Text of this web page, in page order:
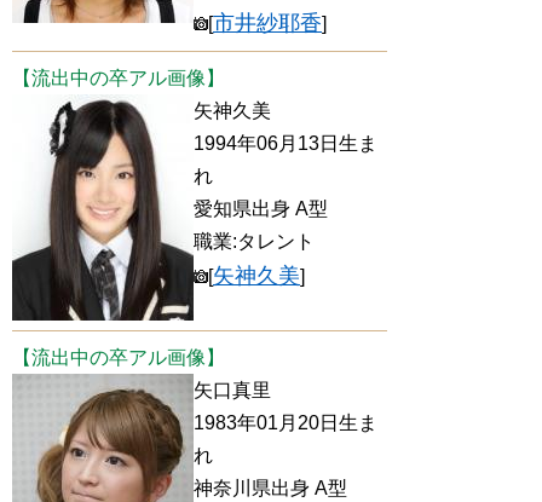
[市井紗耶香]
【流出中の卒アル画像】
矢神久美
1994年06月13日生ま
れ
愛知県出身 A型
職業:タレント
[矢神久美]
【流出中の卒アル画像】
矢口真里
1983年01月20日生ま
れ
神奈川県出身 A型